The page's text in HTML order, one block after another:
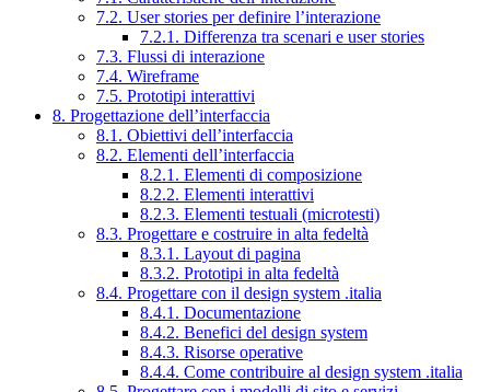
7.2. User stories per definire l’interazione
7.2.1. Differenza tra scenari e user stories
7.3. Flussi di interazione
7.4. Wireframe
7.5. Prototipi interattivi
8. Progettazione dell’interfaccia
8.1. Obiettivi dell’interfaccia
8.2. Elementi dell’interfaccia
8.2.1. Elementi di composizione
8.2.2. Elementi interattivi
8.2.3. Elementi testuali (microtesti)
8.3. Progettare e costruire in alta fedeltà
8.3.1. Layout di pagina
8.3.2. Prototipi in alta fedeltà
8.4. Progettare con il design system .italia
8.4.1. Documentazione
8.4.2. Benefici del design system
8.4.3. Risorse operative
8.4.4. Come contribuire al design system .italia